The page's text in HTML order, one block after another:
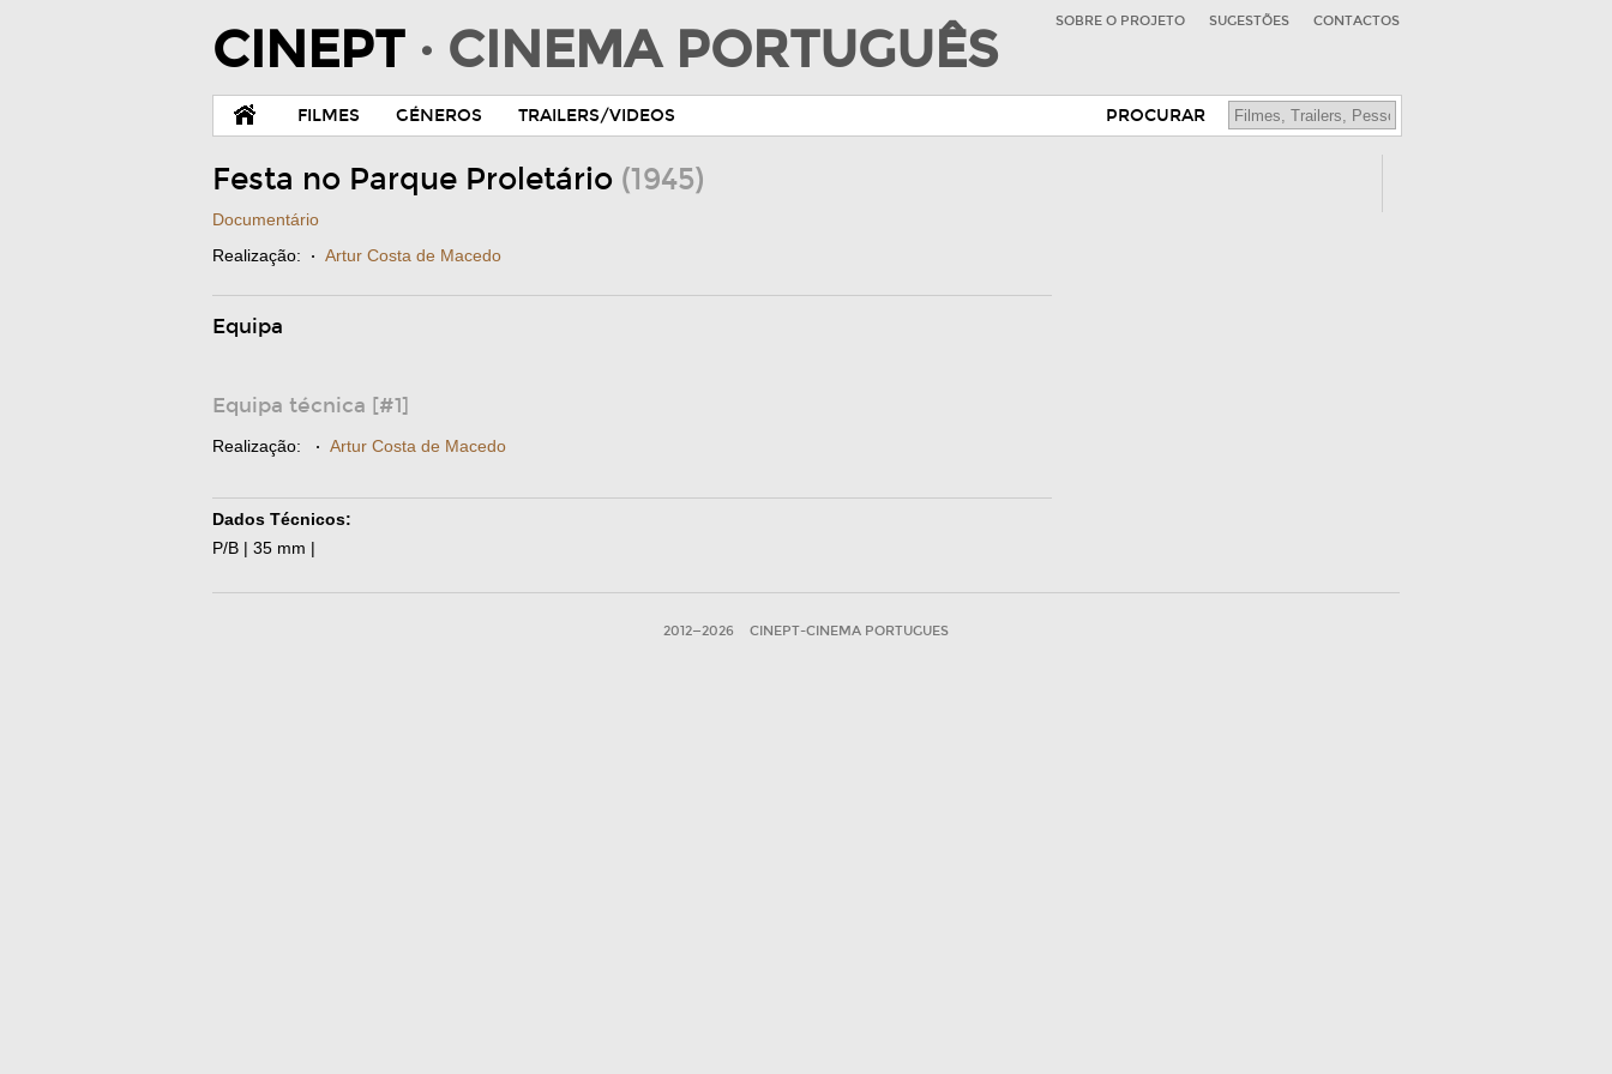
CINEPT · CINEMA PORTUGUÊS SOBRE O PROJETO SUGESTÕES CONTACTOS
FILMES GÉNEROS TRAILERS/VIDEOS PROCURAR
Festa no Parque Proletário (1945)
Documentário
Realização: · Artur Costa de Macedo
Equipa
Equipa técnica [#1]
Realização: · Artur Costa de Macedo
Dados Técnicos:
P/B | 35 mm |
2012—2026 CINEPT-CINEMA PORTUGUES